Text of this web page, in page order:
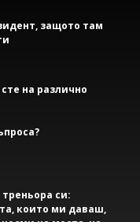
защото там
на различно
си:
които ми даваш,